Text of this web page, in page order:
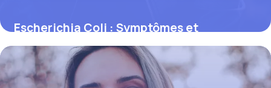
Escherichia Coli : Symptômes et
Prévention
31 mai 2026